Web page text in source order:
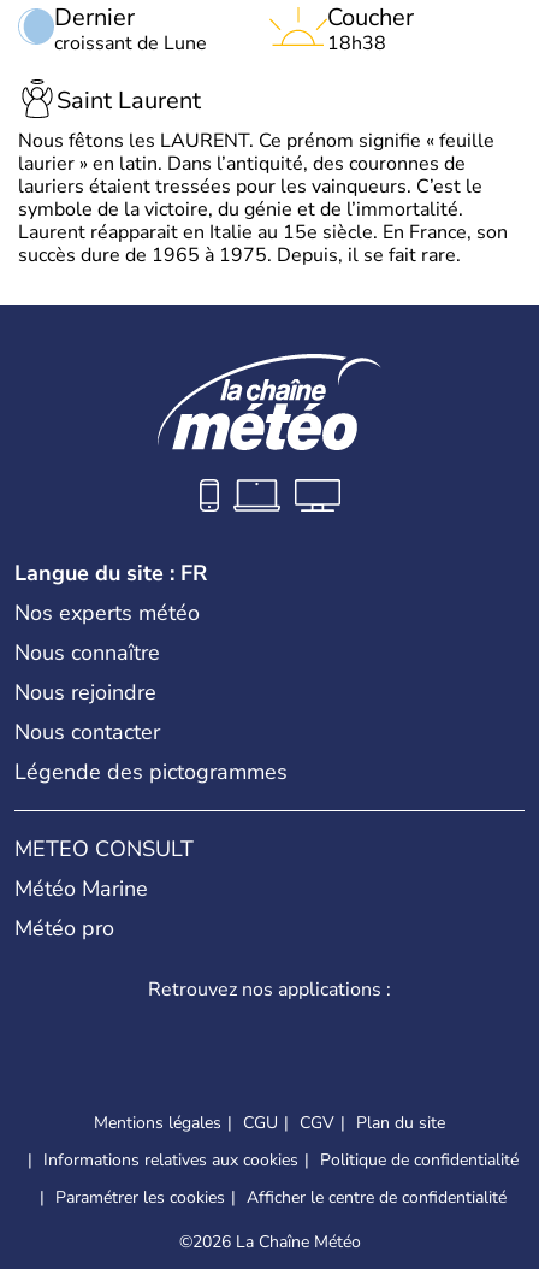
Dernier
croissant de Lune
Coucher
18h38
Saint Laurent
Nous fêtons les LAURENT. Ce prénom signifie « feuille
laurier » en latin. Dans l’antiquité, des couronnes de
lauriers étaient tressées pour les vainqueurs. C’est le
symbole de la victoire, du génie et de l’immortalité.
Laurent réapparait en Italie au 15e siècle. En France, son
succès dure de 1965 à 1975. Depuis, il se fait rare.
Langue du site : FR
Nos experts météo
Nous connaître
Nous rejoindre
Nous contacter
Légende des pictogrammes
METEO CONSULT
Météo Marine
Météo pro
Retrouvez nos applications :
Mentions légales CGU CGV
Plan du site
Informations relatives aux cookies
Politique de confidentialité
Paramétrer les cookies
Afficher le centre de confidentialité
©2026 La Chaîne Météo